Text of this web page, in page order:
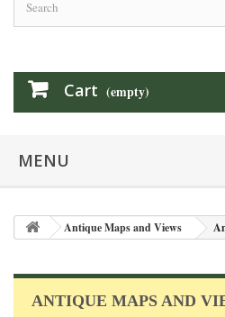
Cart (empty)
MENU
Antique Maps and Views
ANTIQUE MAPS AND